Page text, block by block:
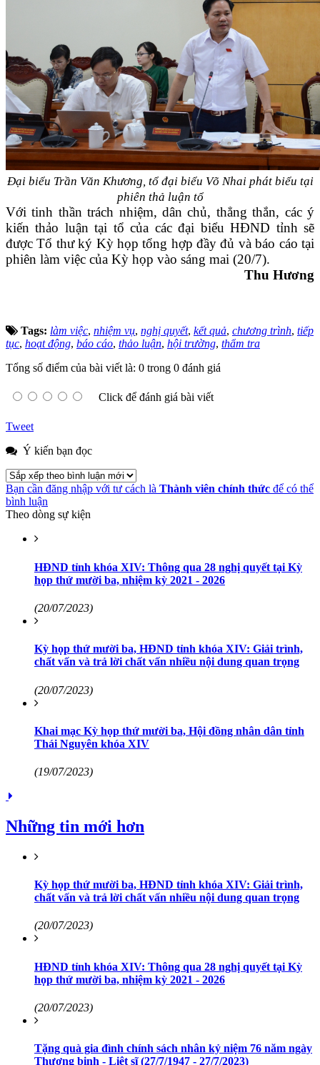
Đại biểu Trần Văn Khương, tổ đại biểu Võ Nhai phát biểu tại
phiên thả luận tổ
Với tinh thần trách nhiệm, dân chủ, thẳng thắn, các ý
kiến thảo luận tại tổ của các đại biểu HĐND tỉnh sẽ
được Tổ thư ký Kỳ họp tổng hợp đầy đủ và báo cáo tại
phiên làm việc của Kỳ họp vào sáng mai (20/7).
Thu Hương
Tags: làm việc, nhiệm vụ, nghị quyết, kết quả, chương trình, tiếp
tục, hoạt động, báo cáo, thảo luận, hội trường, thẩm tra
Tổng số điểm của bài viết là: 0 trong 0 đánh giá
Click để đánh giá bài viết
Tweet
Ý kiến bạn đọc
Bạn cần đăng nhập với tư cách là Thành viên chính thức để có thể
bình luận
Theo dòng sự kiện
HĐND tỉnh khóa XIV: Thông qua 28 nghị quyết tại Kỳ
họp thứ mười ba, nhiệm kỳ 2021 - 2026
(20/07/2023)
Kỳ họp thứ mười ba, HĐND tỉnh khóa XIV: Giải trình,
chất vấn và trả lời chất vấn nhiều nội dung quan trọng
(20/07/2023)
Khai mạc Kỳ họp thứ mười ba, Hội đồng nhân dân tỉnh
Thái Nguyên khóa XIV
(19/07/2023)
Những tin mới hơn
Kỳ họp thứ mười ba, HĐND tỉnh khóa XIV: Giải trình,
chất vấn và trả lời chất vấn nhiều nội dung quan trọng
(20/07/2023)
HĐND tỉnh khóa XIV: Thông qua 28 nghị quyết tại Kỳ
họp thứ mười ba, nhiệm kỳ 2021 - 2026
(20/07/2023)
Tặng quà gia đình chính sách nhân kỷ niệm 76 năm ngày
Thương binh - Liệt sĩ (27/7/1947 - 27/7/2023)